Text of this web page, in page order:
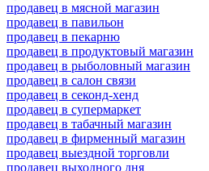
продавец в мясной магазин
продавец в павильон
продавец в пекарню
продавец в продуктовый магазин
продавец в рыболовный магазин
продавец в салон связи
продавец в секонд-хенд
продавец в супермаркет
продавец в табачный магазин
продавец в фирменный магазин
продавец выездной торговли
продавец выходного дня